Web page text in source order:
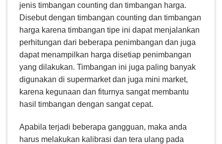
jenis timbangan counting dan timbangan harga.
Disebut dengan timbangan counting dan timbangan
harga karena timbangan tipe ini dapat menjalankan
perhitungan dari beberapa penimbangan dan juga
dapat menampilkan harga disetiap penimbangan
yang dilakukan. Timbangan ini juga paling banyak
digunakan di supermarket dan juga mini market,
karena kegunaan dan fiturnya sangat membantu
hasil timbangan dengan sangat cepat.
Apabila terjadi beberapa gangguan, maka anda
harus melakukan kalibrasi dan tera ulang pada